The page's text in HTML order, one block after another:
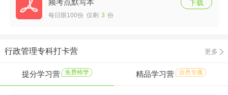
每日限100份 仅剩 3 份
下载
行政管理专科打卡营 更多
提分学习营 精品学习营